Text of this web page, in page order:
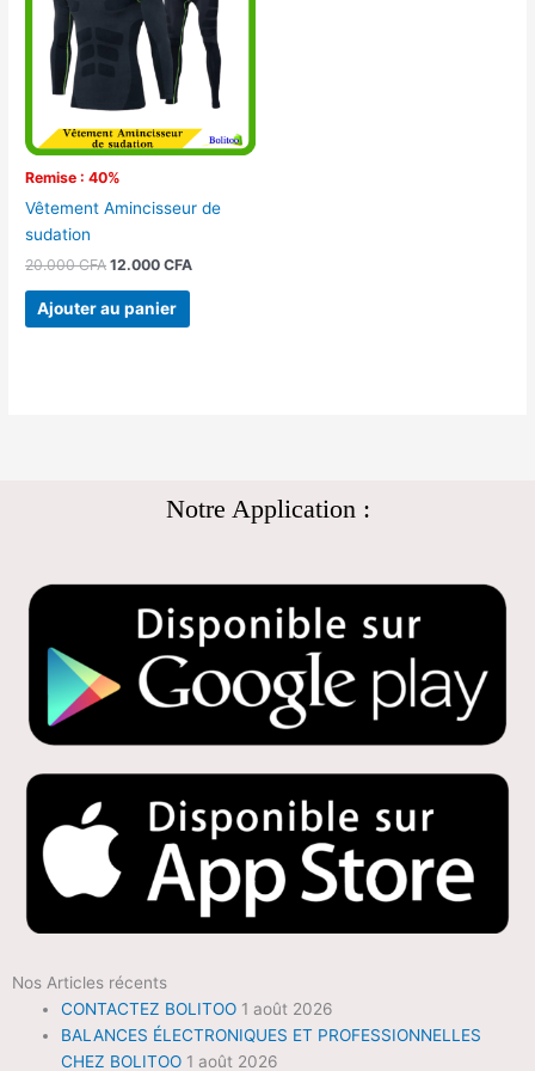
Remise : 40%
Vêtement Amincisseur de
sudation
20.000CFA
20.000 CFA.
12.000CFA
12.000 CFA.
Ajouter au panier
Notre Application :
Nos Articles récents
CONTACTEZ BOLITOO 1 août 2026
BALANCES ÉLECTRONIQUES ET PROFESSIONNELLES
CHEZ BOLITOO 1 août 2026